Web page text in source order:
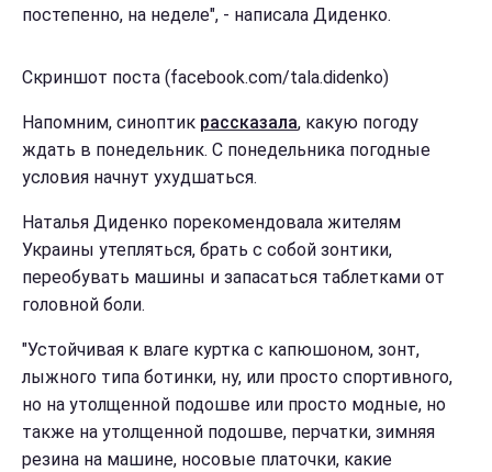
постепенно, на неделе", - написала Диденко.
Скриншот поста (facebook.com/tala.didenko)
Напомним, синоптик рассказала, какую погоду
ждать в понедельник. С понедельника погодные
условия начнут ухудшаться.
Наталья Диденко порекомендовала жителям
Украины утепляться, брать с собой зонтики,
переобувать машины и запасаться таблетками от
головной боли.
"Устойчивая к влаге куртка с капюшоном, зонт,
лыжного типа ботинки, ну, или просто спортивного,
но на утолщенной подошве или просто модные, но
также на утолщенной подошве, перчатки, зимняя
резина на машине, носовые платочки, какие